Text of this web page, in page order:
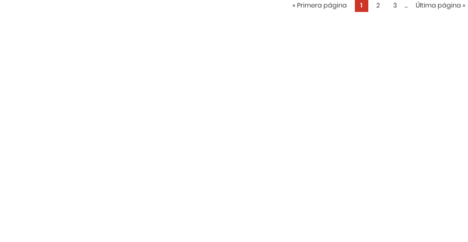
« Primera página 1 2 3 ... Última página »